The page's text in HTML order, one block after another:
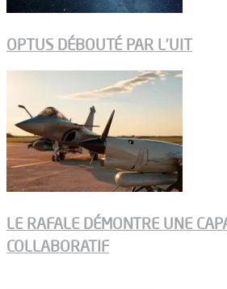
OPTUS DÉBOUTÉ PAR L’UIT
LE RAFALE DÉMONTRE UNE
COLLABORATIF